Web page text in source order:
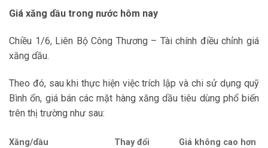
Giá xăng dầu trong nước hôm nay
Chiều 1/6, Liên Bộ Công Thương – Tài chính điều chỉnh giá
xăng dầu.
Theo đó, sau khi thực hiện việc trích lập và chi sử dụng quỹ
Bình ổn, giá bán các mặt hàng xăng dầu tiêu dùng phổ biến
trên thị trường như sau:
Xăng/dầu Thay đổi
Giá không cao hơn